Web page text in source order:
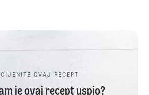
OVAJ RECEPT
je ovaj recept uspio?